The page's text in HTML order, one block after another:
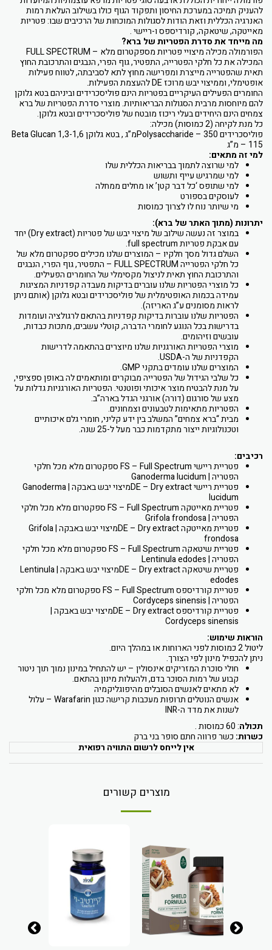
להעניק תמיכה במערכת החיסון ותפקוד הגוף כולו בשילוב העלאת רמות
האנרגיה הכללית וזאת הודות לסגולות המוכחות של הרכיבים שבו: פטריות
מאייטקה, שיטאקה, קורדיספס ו-ריישי .
מה מייחד את סדרת הפטריות של ברא?
הפורמולה מכילה מיצויי פטריות מספקטרום מלא – FULL SPECTRUM
המכילה את כל חלקי הפטרייה, התפטיר, גוף הפרי, הנבגים והתרכובת החוץ
תאית שהפטרייה מייצרת ומפרישה מחוץ לתא לסביבתה, לטווח פעילות
אופטימלי, וממיצוי יבש מרוכז DE להעצמת הפעילות.
החומרים הפעילים העיקריים בפטריות הינם פוליסכרידים וביניהם בטא גלוקן
להם מיוחסות מרבית הסגולות הבריאותיות. מוצרי סדרת הפטריות של ברא
צמחים הינם היחידים בעלי ריכוז מובטח של פוליסכרידים ובטא גלוקן.
כל מנת לקיחה (2 כמוסות) מכילה:
פוליסכרידים Polysaccharide – 350מ”ג , בטא גלוקן 1,3-1,6 Beta Glucan
– 115 מ”ג
למי זה מתאים:
למי שרוצה לתמוך בבריאות הכללית שלו
למי שמרגיש עייף ותשוש
למי שתופס ‘כל דבר קטן’ או מחלים ממחלה
לעוסקים בספורט
מי שיותר נוח לו לצרוך כמוסות
יתרונות (מתוך האתר של ברא):
במוצר זה נעשה שילוב של מיצוי יבש של פטריות (Dry extract) יחד
עם אבקת פטריות full spectrum.
השלם גדול מסך חלקיו – המוצרים שלנו מכילים ספקטרום מלא של
כל חלקי הפטרייה FULL SPECTRUM – התפטיר, גוף הפרי, הנבגים
והתרכובת החוץ תאית לניצול מקסימלי של החומרים הפעילים.
כל מוצרי הפטריות שלנו עוברים בדיקות מעבדה קפדניות המציגות
עמידה בכמות האופטימלית של פוליסכרידים ובטא גלוקן (אותם ניתן
לראות מסומנים ע”ג האריזה).
הפטריות שלנו עוברות בדיקות קפדניות בהתאם לרגולציה ועומדות
בדרישות בכל הנוגע לחומרי הדברה, קוטלי עשבים, מתכות כבדות,
עובשים וזיהומים.
מוצרי הפטריות האורגניות שלנו מיוצרים בהתאמה לדרישות
הקפדניות של ה-USDA.
המוצרים שלנו עומדים בתקני GMP.
כל שלבי הגידול של הפטרייה מבוקרים ומותאמים לה באופן ספציפי,
על מנת להבטיח מוצר איכותי ופוטנטי. הפטריות האורגניות גדלות על
מצע של סורגום (דורה) אורגני הגדל בארה”ב.
הפטריות מתאימות לטבעונים וצמחונים.
מבית “ברא צמחים” המשלב בין ידע קליני, חומרי גלם איכותיים
וטכנולוגיות ייצור מתקדמות כבר מעל ל-25 שנה.
רכיבים:
פטריית ריישי FS – Full Spectrum ספקטרום מלא מכל חלקי
הפטריה | Ganoderma lucidum
פטריית ריישי DE – Dry extractמיצוי יבש באבקה | Ganoderma
lucidum
פטריית מאייטקה FS – Full Spectrum ספקטרום מלא מכל חלקי
הפטריה | Grifola frondosa
פטריית מאייטקה DE – Dry extractמיצוי יבש באבקה | Grifola
frondosa
פטריית שיטאקה FS – Full Spectrum ספקטרום מלא מכל חלקי
הפטריה | Lentinula edodes
פטריית שיטאקה DE – Dry extractמיצוי יבש באבקה | Lentinula
edodes
פטריית קורדיספס FS – Full Spectrum ספקטרום מלא מכל חלקי
הפטריה | Cordyceps sinensis
פטריית קורדיספס DE – Dry extractמיצוי יבש באבקה |
Cordyceps sinensis
הוראות שימוש:
ליטול 2 כמוסות לפני הארוחות או במהלך היום.
ניתן להכפיל מינון לפי הצורך.
חולי סוכרת המזריקים אינסולין – יש להתחיל במינון נמוך תוך ניטור
קבוע של רמות הסוכר בדם, ולהעלות מינון בהתאם.
לא מתאים לאנשים הסובלים מהיפוגליקמיה
אנשים הנוטלים תרופות מעכבות קרישה כגון Warafarin – עלול
לשנות את מדד ה-INR
תכולה: ‫60 כמוסות .
כשרות: כשר פרווה חתם סופר בני ברק
אין לייחס לרשום התוויה רפואית
מוצרים קשורים